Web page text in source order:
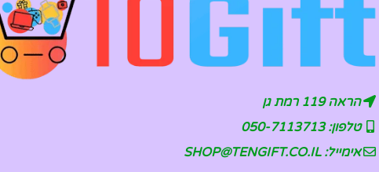
הראה 119 רמת גן
טלפון: 050-7113713
אימייל: SHOP@TENGIFT.CO.IL